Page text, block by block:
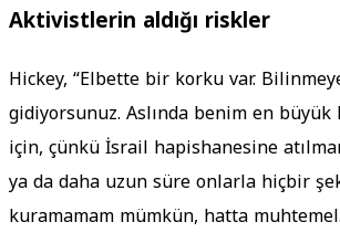
Aktivistlerin aldığı riskler
Hickey, “Elbette bir korku var.
gidiyorsunuz. Aslında benim en
için, çünkü İsrail hapishanesine
ya da daha uzun süre onlarla hiçbir
kuramamam mümkün, hatta